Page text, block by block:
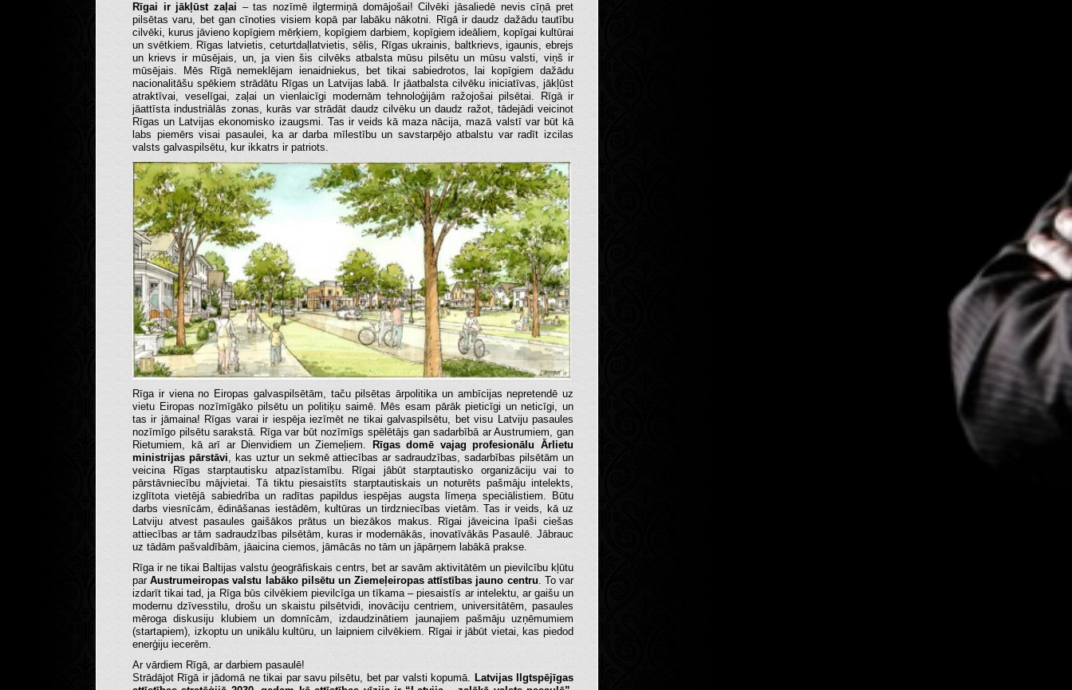
Rīgai ir jākļūst zaļai – tas nozīmē ilgtermiņā domājošai! Cilvēki jāsaliedē nevis cīņā pret
pilsētas varu, bet gan cīnoties visiem kopā par labāku nākotni. Rīgā ir daudz dažādu tautību
cilvēki, kurus jāvieno kopīgiem mērķiem, kopīgiem darbiem, kopīgiem ideāliem, kopīgai kultūrai
un svētkiem. Rīgas latvietis, ceturtdaļlatvietis, sēlis, Rīgas ukrainis, baltkrievs, igaunis, ebrejs
un krievs ir mūsējais, un, ja vien šis cilvēks atbalsta mūsu pilsētu un mūsu valsti, viņš ir
mūsējais. Mēs Rīgā nemeklējam ienaidniekus, bet tikai sabiedrotos, lai kopīgiem dažādu
nacionalitāšu spēkiem strādātu Rīgas un Latvijas labā. Ir jāatbalsta cilvēku iniciatīvas, jākļūst
atraktīvai, veselīgai, zaļai un vienlaicīgi modernām tehnoloģijām ražojošai pilsētai. Rīgā ir
jāattīsta industriālās zonas, kurās var strādāt daudz cilvēku un daudz ražot, tādejādi veicinot
Rīgas un Latvijas ekonomisko izaugsmi. Tas ir veids kā maza nācija, mazā valstī var būt kā
labs piemērs visai pasaulei, ka ar darba mīlestību un savstarpējo atbalstu var radīt izcilas
valsts galvaspilsētu, kur ikkatrs ir patriots.
Rīga ir viena no Eiropas galvaspilsētām, taču pilsētas ārpolitika un ambīcijas nepretendē uz
vietu Eiropas nozīmīgāko pilsētu un politiķu saimē. Mēs esam pārāk pieticīgi un neticīgi, un
tas ir jāmaina! Rīgas varai ir iespēja iezīmēt ne tikai galvaspilsētu, bet visu Latviju pasaules
nozīmīgo pilsētu sarakstā. Rīga var būt nozīmīgs spēlētājs gan sadarbībā ar Austrumiem, gan
Rietumiem, kā arī ar Dienvidiem un Ziemeļiem.
Rīgas domē vajag profesionālu Ārlietu
ministrijas pārstāvi, kas uztur un sekmē attiecības ar sadraudzības, sadarbības pilsētām un
veicina Rīgas starptautisku atpazīstamību. Rīgai jābūt starptautisko organizāciju vai to
pārstāvniecību mājvietai. Tā tiktu piesaistīts starptautiskais un noturēts pašmāju intelekts,
izglītota vietējā sabiedrība un radītas papildus iespējas augsta līmeņa speciālistiem. Būtu
darbs viesnīcām, ēdināšanas iestādēm, kultūras un tirdzniecības vietām. Tas ir veids, kā uz
Latviju atvest pasaules gaišākos prātus un biezākos makus. Rīgai jāveicina īpaši ciešas
attiecības ar tām sadraudzības pilsētām, kuras ir modernākās, inovatīvākās Pasaulē. Jābrauc
uz tādām pašvaldībām, jāaicina ciemos, jāmācās no tām un jāpārņem labākā prakse.
Rīga ir ne tikai Baltijas valstu ģeogrāfiskais centrs, bet ar savām aktivitātēm un pievilcību kļūtu
parAustrumeiropas valstu labāko pilsētu un Ziemeļeiropas attīstības jauno centru. To var
izdarīt tikai tad, ja Rīga būs cilvēkiem pievilcīga un tīkama – piesaistīs ar intelektu, ar gaišu un
modernu dzīvesstilu, drošu un skaistu pilsētvidi, inovāciju centriem, universitātēm, pasaules
mēroga diskusiju klubiem un domnīcām, izdaudzinātiem jaunajiem pašmāju uzņēmumiem
(startapiem), izkoptu un unikālu kultūru, un laipniem cilvēkiem. Rīgai ir jābūt vietai, kas piedod
enerģiju iecerēm.
Ar vārdiem Rīgā, ar darbiem pasaulē!
Strādājot Rīgā ir jādomā ne tikai par savu pilsētu, bet par valsti kopumā. Latvijas Ilgtspējīgas